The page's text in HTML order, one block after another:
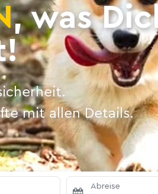
, was
mit allen Details.
Abreise